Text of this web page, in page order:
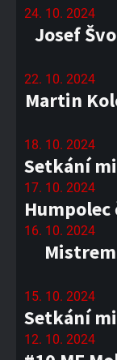
24. 10. 2024
Josef
22. 10. 2024
Martin
18. 10. 2024
Setkání
17. 10. 2024
16. 10. 2024
15. 10. 2024
Setkání
12. 10. 2024